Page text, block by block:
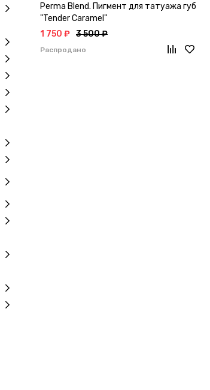
Perma Blend. Пигмент для татуажа губ
"Tender Caramel"
1 750 ₽ 3 500 ₽
Распродано